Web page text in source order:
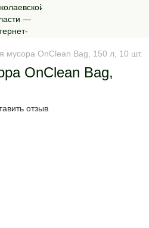
мусора OnClean Bag, 150 л, 10 шт.
OnClean Bag,
отзыв